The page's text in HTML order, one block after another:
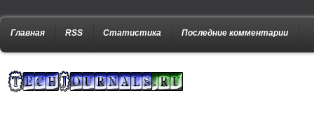
Главная RSS Статистика Последние комментарии